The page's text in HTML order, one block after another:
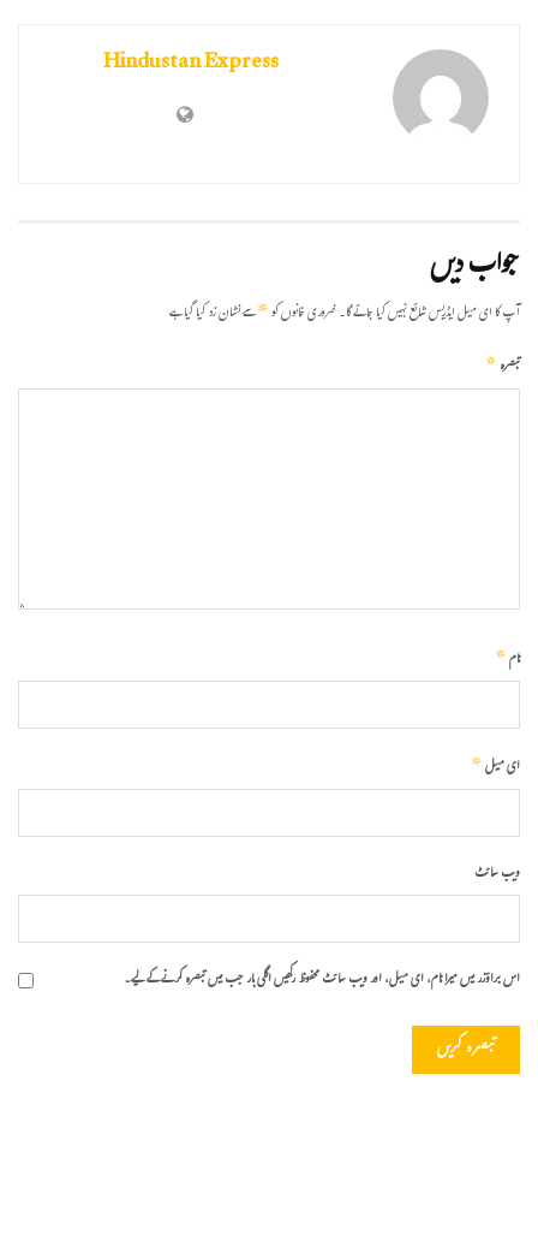
Hindustan Express
جواب دیں
آپ کا ای میل ایڈریس شائع نہیں کیا جائے گا۔ضروری خانوں کو*سے نشان زد کیا گیا ہے
تبصرہ*
نام*
ای میل*
ویب‌ سائٹ
اس براؤزر میں میرا نام، ای میل، اور ویب سائٹ محفوظ رکھیں اگلی بار جب میں تبصرہ کرنے کےلیے۔